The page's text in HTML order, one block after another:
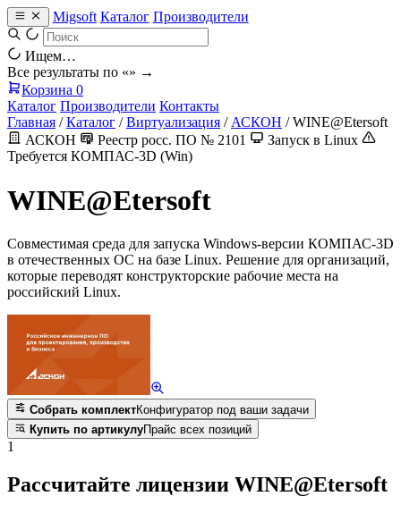
Migsoft Каталог Производители
Ищем…
Все результаты по «» →
Корзина 0
Каталог Производители Контакты
Главная / Каталог / Виртуализация / АСКОН / WINE@Etersoft
АСКОН
Реестр росс. ПО № 2101
Запуск в Linux
Требуется КОМПАС-3D (Win)
WINE@Etersoft
Совместимая среда для запуска Windows-версии КОМПАС-3D
в отечественных ОС на базе Linux. Решение для организаций,
которые переводят конструкторские рабочие места на
российский Linux.
Собрать комплектКонфигуратор под ваши задачи
Купить по артикулуПрайс всех позиций
1
Рассчитайте лицензии WINE@Etersoft